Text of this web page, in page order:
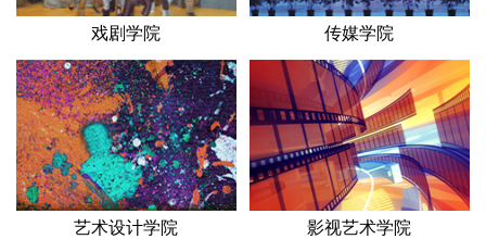
戏剧学院 传媒学院
艺术设计学院 影视艺术学院